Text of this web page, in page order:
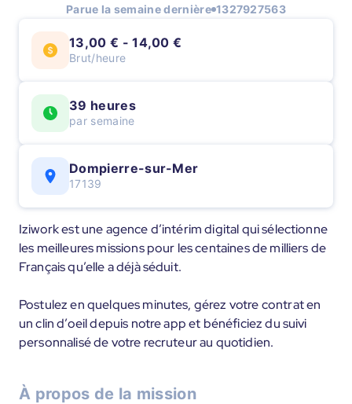
Parue la semaine dernière 1327927563
13,00 € - 14,00 €
Brut/heure
39 heures
par semaine
Dompierre-sur-Mer
17139
Iziwork est une agence d’intérim digital qui sélectionne
les meilleures missions pour les centaines de milliers de
Français qu’elle a déjà séduit.
Postulez en quelques minutes, gérez votre contrat en
un clin d’oeil depuis notre app et bénéficiez du suivi
personnalisé de votre recruteur au quotidien.
À propos de la mission